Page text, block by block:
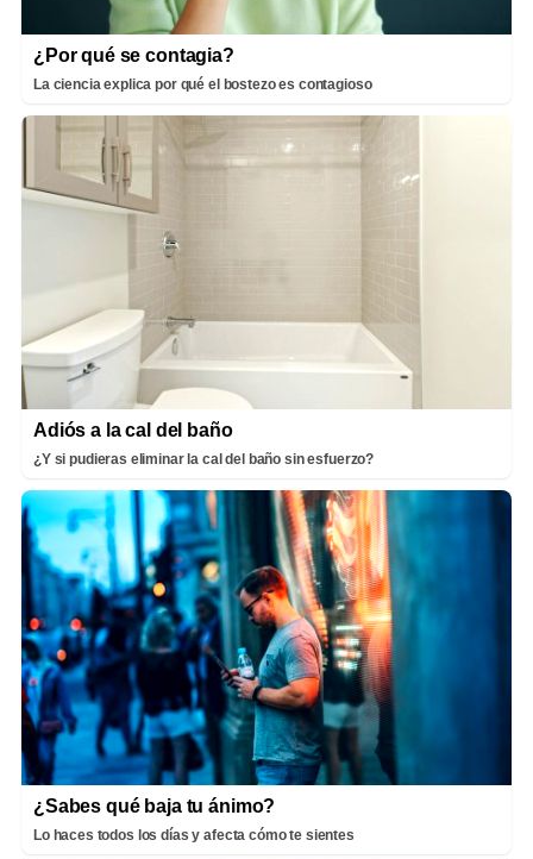
¿Por qué se contagia?
La ciencia explica por qué el bostezo es contagioso
Adiós a la cal del baño
¿Y si pudieras eliminar la cal del baño sin esfuerzo?
¿Sabes qué baja tu ánimo?
Lo haces todos los días y afecta cómo te sientes